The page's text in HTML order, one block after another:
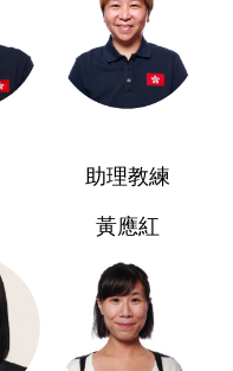
助理教練
黃應紅